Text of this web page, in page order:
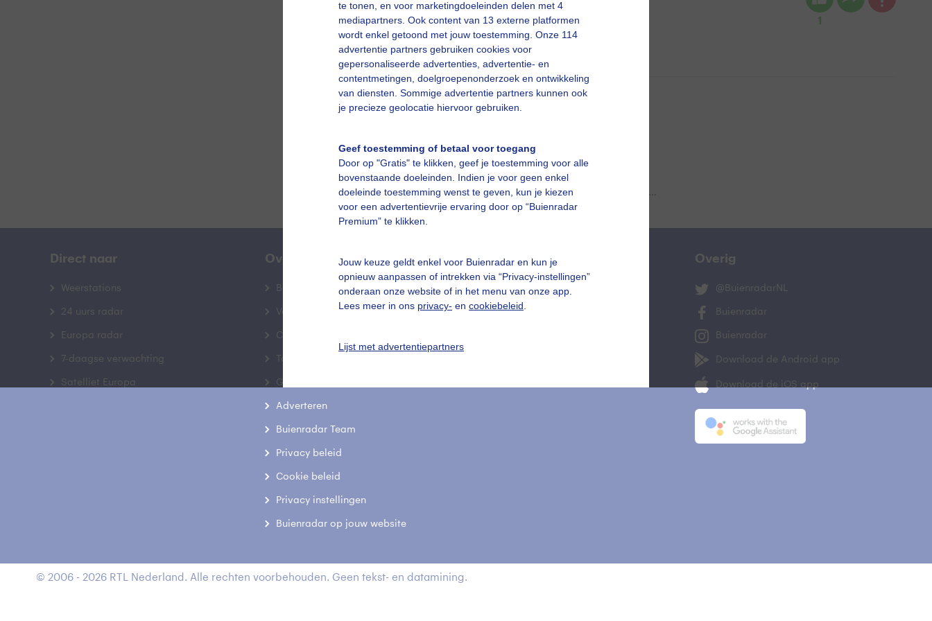
te tonen, en voor marketingdoeleinden delen met 4
mediapartners. Ook content van 13 externe platformen
wordt enkel getoond met jouw toestemming. Onze 114
advertentie partners gebruiken cookies voor
gepersonaliseerde advertenties, advertentie- en
contentmetingen, doelgroepenonderzoek en ontwikkeling
van diensten. Sommige advertentie partners kunnen ook
je precieze geolocatie hiervoor gebruiken.
Geef toestemming of betaal voor toegang
Door op "Gratis" te klikken, geef je toestemming voor alle
bovenstaande doeleinden. Indien je voor geen enkel
doeleinde toestemming wenst te geven, kun je kiezen
voor een advertentievrije ervaring door op “Buienradar
Premium” te klikken.
Jouw keuze geldt enkel voor Buienradar en kun je
opnieuw aanpassen of intrekken via “Privacy-instellingen”
onderaan onze website of in het menu van onze app.
Lees meer in ons privacy- en cookiebeleid
Lijst met advertentiepartners
Door: Geeske Harkema Gemaakt: 12-05-2026, 71x bekeken
1
Dikke_regenwolk Glimpvandezon
Een moment geduld aub...
Direct naar
Weerstations
24 uurs radar
Europa radar
7-daagse verwachting
Satelliet Europa
Over Buienradar
Bedrijfsgegevens
Veelgestelde vragen
Contact
Toegankelijkheid
Gebruikersvoorwaarden
Adverteren
Buienradar Team
Privacy beleid
Cookie beleid
Privacy instellingen
Buienradar op jouw website
Mijn weer
De Bilt
Overig
@BuienradarNL
Buienradar
Buienradar
Download de Android app
Download de iOS app
© 2006 - 2026 RTL Nederland. Alle rechten voorbehouden. Geen tekst- en datamining.